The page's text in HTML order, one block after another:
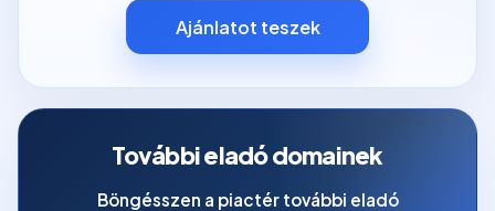
Ajánlatot teszek
További eladó domainek
Böngésszen a piactér további eladó